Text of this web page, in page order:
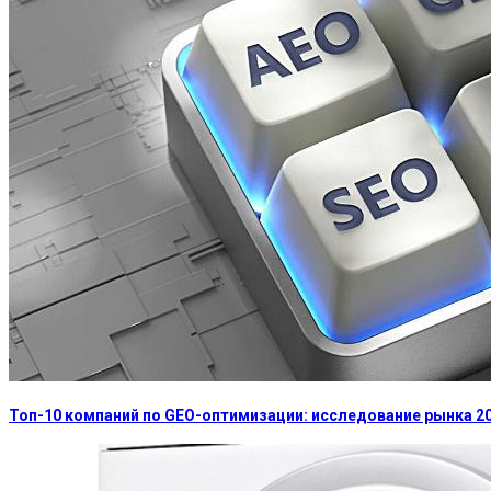
Топ-10 компаний по GEO-оптимизации: исследование рынка